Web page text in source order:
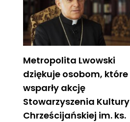
Metropolita Lwowski
dziękuje osobom, które
wsparły akcję
Stowarzyszenia Kultury
Chrześcijańskiej im. ks.